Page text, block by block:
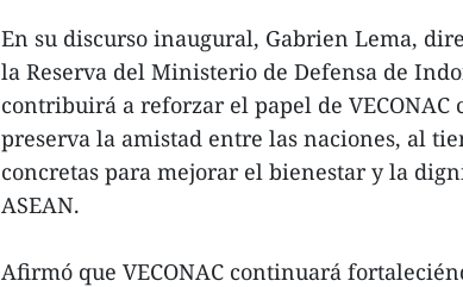
En su discurso inaugural, Gabrien Lema,
la Reserva del Ministerio de Defensa de
contribuirá a reforzar el papel de VECONAC
preserva la amistad entre las naciones, al
concretas para mejorar el bienestar y la
ASEAN.
Afirmó que VECONAC continuará